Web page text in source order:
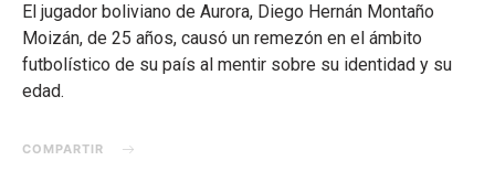
El jugador boliviano de Aurora, Diego Hernán Montaño
Moizán, de 25 años, causó un remezón en el ámbito
futbolístico de su país al mentir sobre su identidad y su
edad.
COMPARTIR